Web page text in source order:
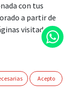
ponerse en
de
con tus
a partir de
visitadas).
Acepto